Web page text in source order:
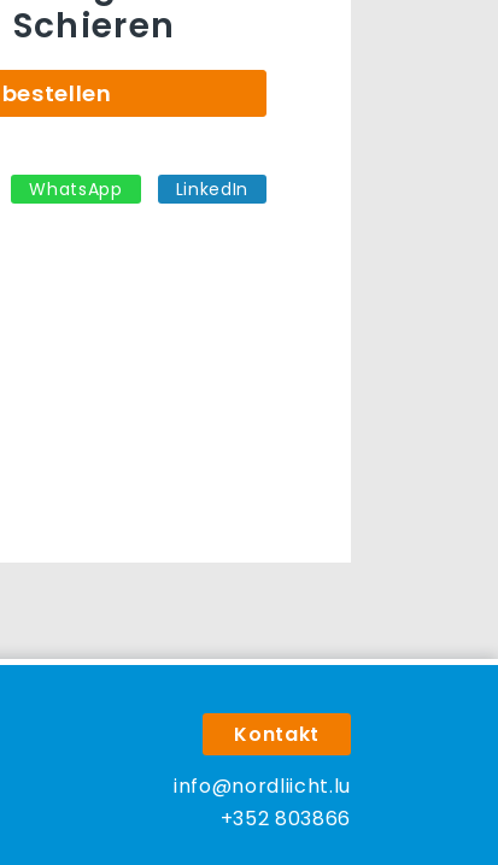
WhatsApp LinkedIn
Kontakt
info@nordliicht.lu
+352 803866